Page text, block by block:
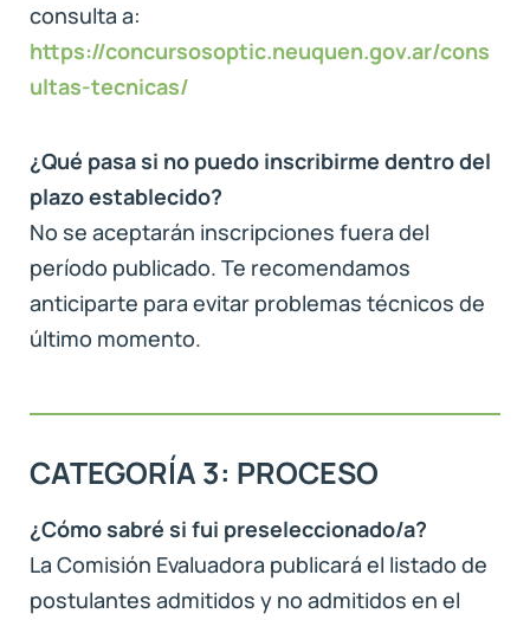
consulta a:
https://concursosoptic.neuquen.gov.ar/cons
ultas-tecnicas/
¿Qué pasa si no puedo inscribirme dentro del
plazo establecido?
No se aceptarán inscripciones fuera del
período publicado. Te recomendamos
anticiparte para evitar problemas técnicos de
último momento.
CATEGORÍA 3: PROCESO
¿Cómo sabré si fui preseleccionado/a?
La Comisión Evaluadora publicará el listado de
postulantes admitidos y no admitidos en el